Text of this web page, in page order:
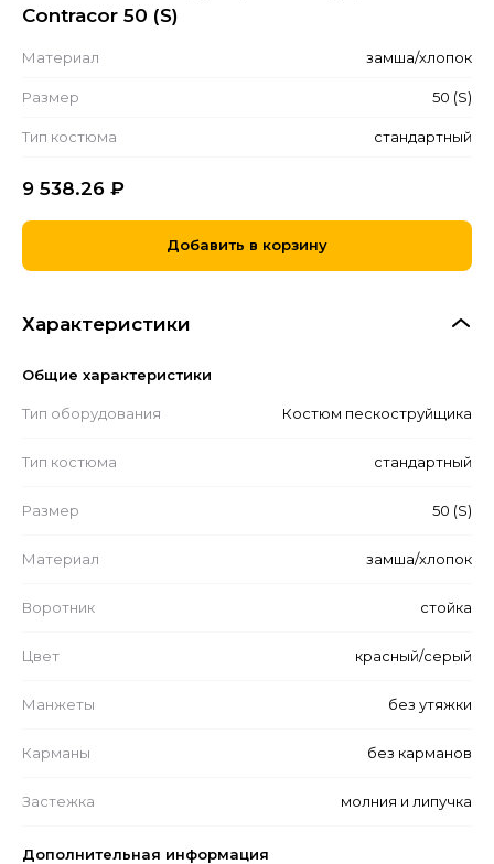
Contracor 50 (S)
Материал замша/хлопок
Размер 50 (S)
Тип костюма стандартный
9 538.26 ₽
Добавить в корзину
Характеристики
Общие характеристики
Тип оборудования Костюм пескоструйщика
Тип костюма стандартный
Размер 50 (S)
Материал замша/хлопок
Воротник стойка
Цвет красный/серый
Манжеты без утяжки
Карманы без карманов
Застежка молния и липучка
Дополнительная информация